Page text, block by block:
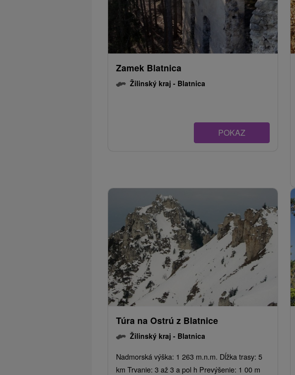
Zamek Blatnica
Žilinský kraj - Blatnica
POKAZ
Túra na Ostrú z Blatnice
Žilinský kraj - Blatnica
Nadmorská výška: 1 263 m.n.m. Dĺžka trasy: 5
km Trvanie: 3 až 3 a pol h Prevýšenie: 1 00 m